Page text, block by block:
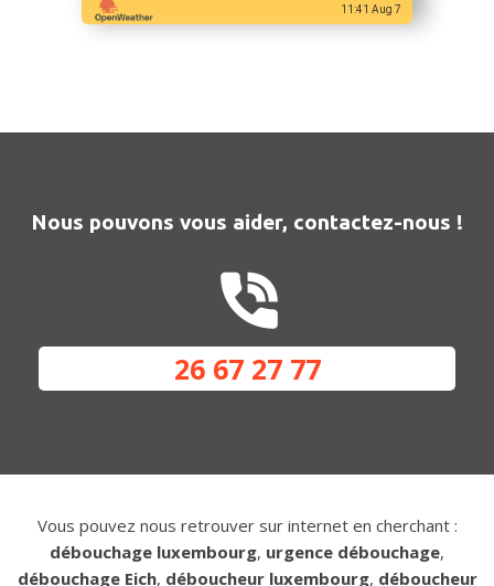
11:41 Aug 7
Nous pouvons vous aider, contactez-nous !
26 67 27 77
Vous pouvez nous retrouver sur internet en cherchant :
débouchage luxembourg, urgence débouchage,
débouchage Eich, déboucheur luxembourg, déboucheur